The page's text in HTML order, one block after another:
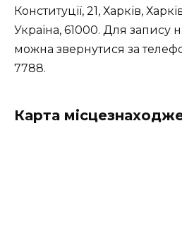
Конституції, 21, Харків,
Україна, 61000. Для запису
можна звернутися за
7788.
Карта